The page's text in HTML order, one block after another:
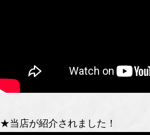
★当店が紹介されました！